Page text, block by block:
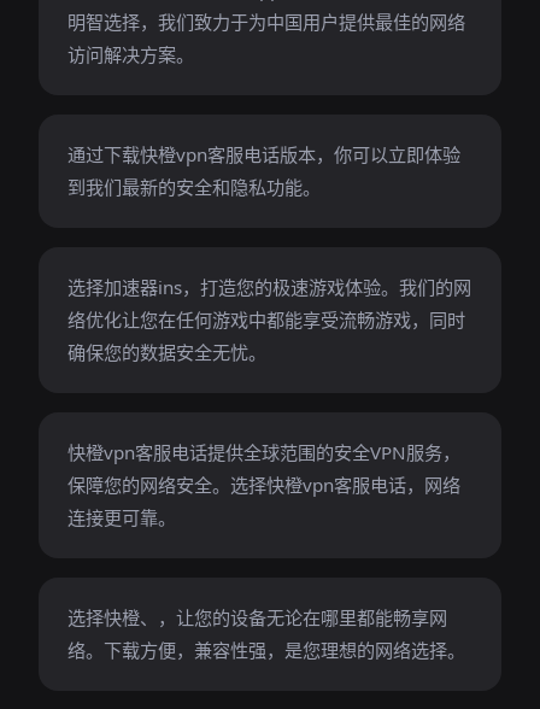
明智选择，我们致力于为中国用户提供最佳的网络
访问解决方案。
通过下载快橙vpn客服电话版本，你可以立即体验
到我们最新的安全和隐私功能。
选择加速器ins，打造您的极速游戏体验。我们的网
络优化让您在任何游戏中都能享受流畅游戏，同时
确保您的数据安全无忧。
快橙vpn客服电话提供全球范围的安全VPN服务，
保障您的网络安全。选择快橙vpn客服电话，网络
连接更可靠。
选择快橙、，让您的设备无论在哪里都能畅享网
络。下载方便，兼容性强，是您理想的网络选择。